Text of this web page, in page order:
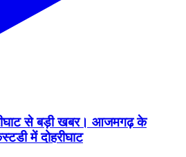
से बड़ी खबर। आजमगढ़ के
में दोहरीघाट